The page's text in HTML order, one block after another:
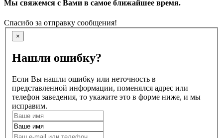
Мы свяжемся с Вами в самое ближайшее время.
Спасибо за отправку сообщения!
×
Нашли ошибку?
Если Вы нашли ошибку или неточность в
представленной информации, поменялся адрес или
телефон заведения, то укажите это в форме ниже, и мы
исправим.